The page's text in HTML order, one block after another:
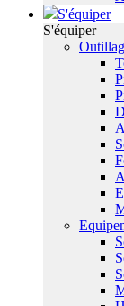
S'équiper
S'équiper